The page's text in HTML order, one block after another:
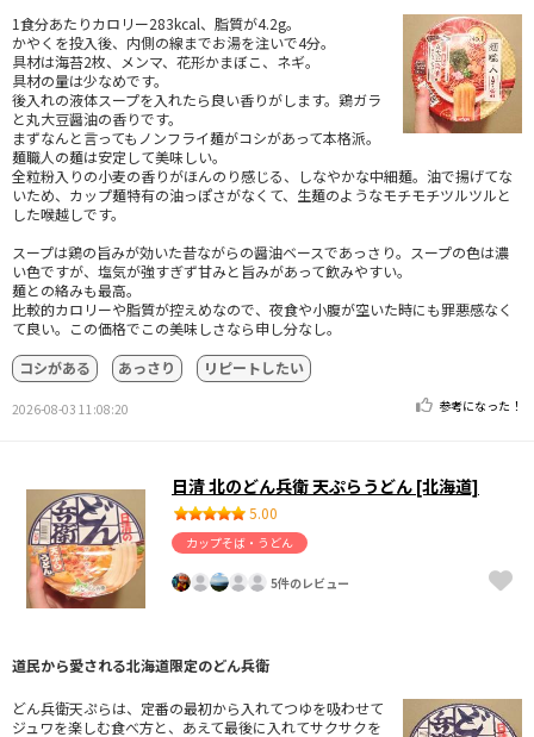
1食分あたりカロリー283kcal、脂質が4.2g。
かやくを投入後、内側の線までお湯を注いで4分。
具材は海苔2枚、メンマ、花形かまぼこ、ネギ。
具材の量は少なめです。
後入れの液体スープを入れたら良い香りがします。鶏ガラ
と丸大豆醤油の香りです。
まずなんと言ってもノンフライ麺がコシがあって本格派。
麺職人の麺は安定して美味しい。
全粒粉入りの小麦の香りがほんのり感じる、しなやかな中細麺。油で揚げてな
いため、カップ麺特有の油っぽさがなくて、生麺のようなモチモチツルツルと
した喉越しです。
スープは鶏の旨みが効いた昔ながらの醤油ベースであっさり。スープの色は濃
い色ですが、塩気が強すぎず甘みと旨みがあって飲みやすい。
麺との絡みも最高。
比較的カロリーや脂質が控えめなので、夜食や小腹が空いた時にも罪悪感なく
て良い。この価格でこの美味しさなら申し分なし。
コシがある
あっさり リピートしたい
2026-08-03 11:08:20 参考になった！
日清 北のどん兵衛 天ぷらうどん [北海道]
5.00
カップそば・うどん
5件のレビュー
道民から愛される北海道限定のどん兵衛
どん兵衛天ぷらは、定番の最初から入れてつゆを吸わせて
ジュワを楽しむ食べ方と、あえて最後に入れてサクサクを